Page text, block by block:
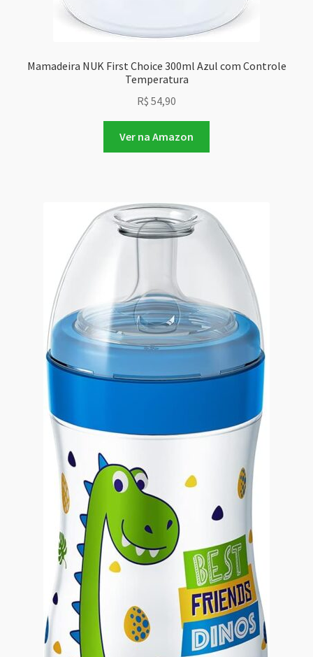
Mamadeira NUK First Choice 300ml Azul com Controle
Temperatura
R$ 54,90
Ver na Amazon